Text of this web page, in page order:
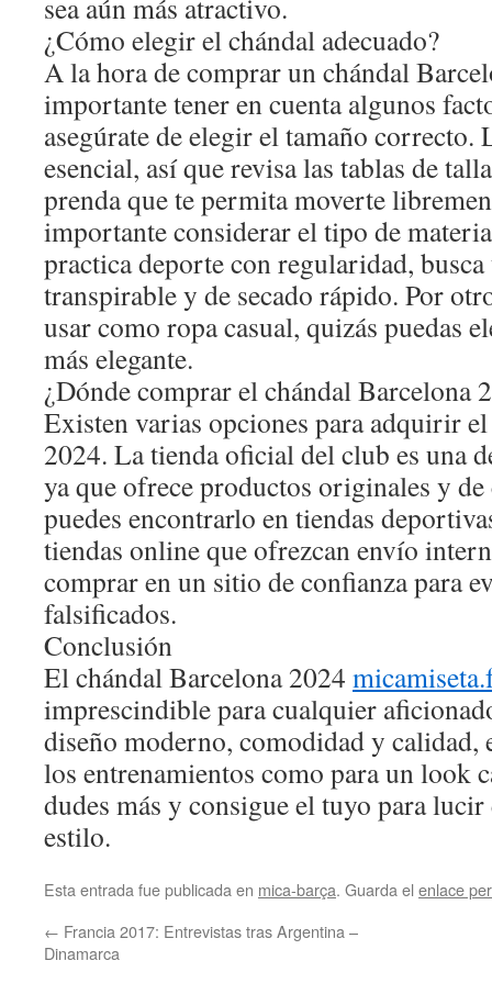
sea aún más atractivo.
¿Cómo elegir el chándal adecuado?
A la hora de comprar un chándal
importante tener en cuenta algunos
asegúrate de elegir el tamaño correcto.
esencial, así que revisa las tablas de
prenda que te permita moverte
importante considerar el tipo de
practica deporte con regularidad, busca
transpirable y de secado rápido. Por
usar como ropa casual, quizás puedas
más elegante.
¿Dónde comprar el chándal Barcelona
Existen varias opciones para adquirir
2024. La tienda oficial del club es una
ya que ofrece productos originales y
puedes encontrarlo en tiendas
tiendas online que ofrezcan envío
comprar en un sitio de confianza para
falsificados.
Conclusión
El chándal Barcelona 2024
imprescindible para cualquier
diseño moderno, comodidad y calidad,
los entrenamientos como para un look
dudes más y consigue el tuyo para
estilo.
Esta entrada fue publicada en mica-barça. Guarda el enlace
← Francia 2017: Entrevistas tras Argentina –
Dinamarca